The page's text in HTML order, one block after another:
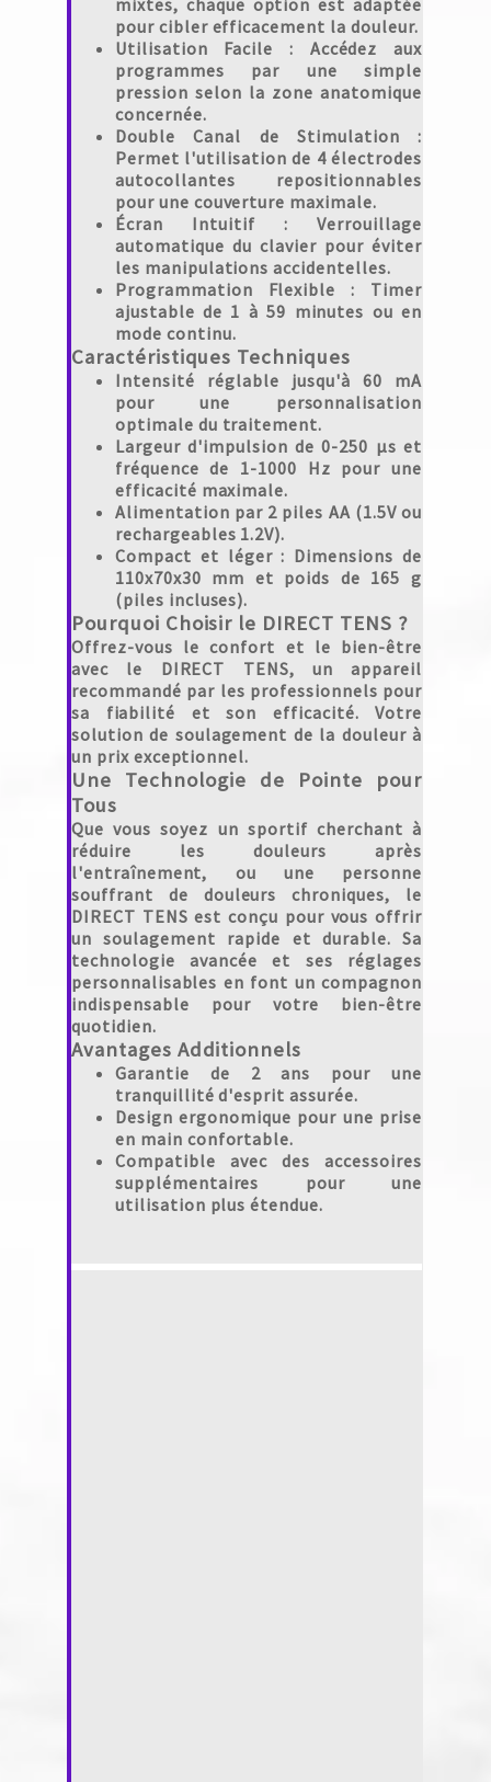
mixtes, chaque option est adaptée
pour cibler efficacement la douleur.
Utilisation Facile : Accédez aux
programmes par une simple
pression selon la zone anatomique
concernée.
Double Canal de Stimulation :
Permet l'utilisation de 4 électrodes
autocollantes repositionnables
pour une couverture maximale.
Écran Intuitif : Verrouillage
automatique du clavier pour éviter
les manipulations accidentelles.
Programmation Flexible : Timer
ajustable de 1 à 59 minutes ou en
mode continu.
Caractéristiques Techniques
Intensité réglable jusqu'à 60 mA
pour une personnalisation
optimale du traitement.
Largeur d'impulsion de 0-250 µs et
fréquence de 1-1000 Hz pour une
efficacité maximale.
Alimentation par 2 piles AA (1.5V ou
rechargeables 1.2V).
Compact et léger : Dimensions de
110x70x30 mm et poids de 165 g
(piles incluses).
Pourquoi Choisir le DIRECT TENS ?
Offrez-vous le confort et le bien-être
avec le DIRECT TENS, un appareil
recommandé par les professionnels pour
sa fiabilité et son efficacité. Votre
solution de soulagement de la douleur à
un prix exceptionnel.
Une Technologie de Pointe pour
Tous
Que vous soyez un sportif cherchant à
réduire les douleurs après
l'entraînement, ou une personne
souffrant de douleurs chroniques, le
DIRECT TENS est conçu pour vous offrir
un soulagement rapide et durable. Sa
technologie avancée et ses réglages
personnalisables en font un compagnon
indispensable pour votre bien-être
quotidien.
Avantages Additionnels
Garantie de 2 ans pour une
tranquillité d'esprit assurée.
Design ergonomique pour une prise
en main confortable.
Compatible avec des accessoires
supplémentaires pour une
utilisation plus étendue.